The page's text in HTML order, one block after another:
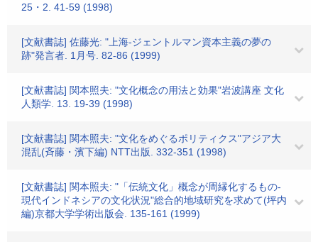
25・2. 41-59 (1998)
[文献書誌] 佐藤光: "上海-ジェントルマン資本主義の夢の
跡"発言者. 1月号. 82-86 (1999)
[文献書誌] 関本照夫: "文化概念の用法と効果"岩波講座 文化
人類学. 13. 19-39 (1998)
[文献書誌] 関本照夫: "文化をめぐるポリティクス"アジア大
混乱(斉藤・濱下編) NTT出版. 332-351 (1998)
[文献書誌] 関本照夫: "「伝統文化」概念が周縁化するもの-
現代インドネシアの文化状況"総合的地域研究を求めて(坪内
編)京都大学学術出版会. 135-161 (1999)